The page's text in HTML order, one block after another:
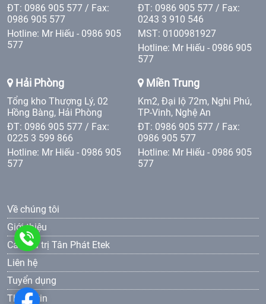
ĐT: 0986 905 577 / Fax:
0986 905 577
Hotline: Mr Hiếu - 0986 905
577
ĐT: 0986 905 577 / Fax:
0243 3 910 546
MST: 0100981927
Hotline: Mr Hiếu - 0986 905
577
Hải Phòng
Tổng kho Thượng Lý, 02
Hồng Bàng, Hải Phòng
ĐT: 0986 905 577 / Fax:
0225 3 599 866
Hotline: Mr Hiếu - 0986 905
577
Miền Trung
Km2, Đại lộ 72m, Nghi Phú,
TP-Vinh, Nghệ An
ĐT: 0986 905 577 / Fax:
0986 905 577
Hotline: Mr Hiếu - 0986 905
577
Về chúng tôi
Giới thiệu
Các giá trị Tân Phát Etek
Liên hệ
Tuyển dụng
Thông tin
0986
577